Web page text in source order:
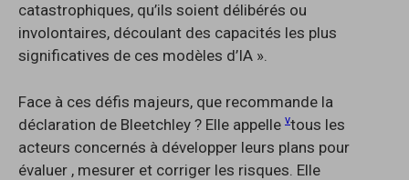
catastrophiques, qu’ils soient délibérés ou
involontaires, découlant des capacités les plus
significatives de ces modèles d’IA ».
Face à ces défis majeurs, que recommande la
déclaration de Bleetchley ? Elle appelle vtous les
acteurs concernés à développer leurs plans pour
évaluer , mesurer et corriger les risques. Elle